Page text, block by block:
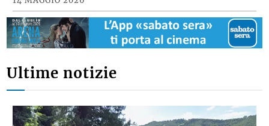
Ultime notizie